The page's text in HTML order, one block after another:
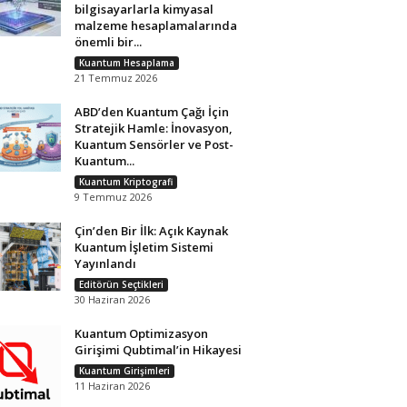
bilgisayarlarla kimyasal
malzeme hesaplamalarında
önemli bir...
Kuantum Hesaplama
21 Temmuz 2026
ABD’den Kuantum Çağı İçin
Stratejik Hamle: İnovasyon,
Kuantum Sensörler ve Post-
Kuantum...
Kuantum Kriptografi
9 Temmuz 2026
Çin’den Bir İlk: Açık Kaynak
Kuantum İşletim Sistemi
Yayınlandı
Editörün Seçtikleri
30 Haziran 2026
Kuantum Optimizasyon
Girişimi Qubtimal’in Hikayesi
Kuantum Girişimleri
11 Haziran 2026